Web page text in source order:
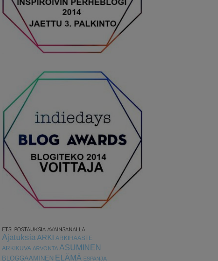
ETSI POSTAUKSIA AVAINSANALLA
AjatuksiaARKI ARKIHAASTE
ARKIKUVA ARVONTA ASUMINEN
BLOGGAAMINEN ELÄMÄ ESPANJA